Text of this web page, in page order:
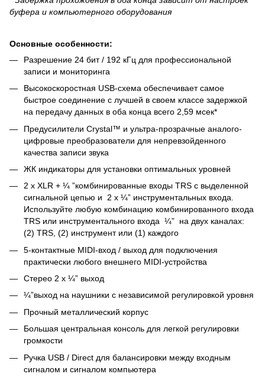
буфера и компьютерного оборудования
Основные особенности:
Разрешение 24 бит / 192 кГц для профессиональной
записи и мониторинга
Высокоскоростная USB-схема обеспечивает самое
быстрое соединение с лучшей в своем классе задержкой
на передачу данных в оба конца всего 2,59 мсек*
Предусилители Crystal™ и ультра-прозрачные аналого-
цифровые преобразователи для непревзойденного
качества записи звука
ЖК индикаторы для установки оптимальных уровней
2 х XLR + ¼ ”комбинированные входы TRS с выделенной
сигнальной цепью и 2 х ¼” инструментальных входа.
Используйте любую комбинацию комбинированного входа
TRS или инструментального входа ¼” на двух каналах:
(2) TRS, (2) инструмент или (1) каждого
5-контактные MIDI-вход / выход для подключения
практически любого внешнего MIDI-устройства
Стерео 2 х ¼” выход
¼”выход на наушники с независимой регулировкой уровня
Прочный металлический корпус
Большая центральная консоль для легкой регулировки
громкости
Ручка USB / Direct для балансировки между входным
сигналом и сигналом компьютера